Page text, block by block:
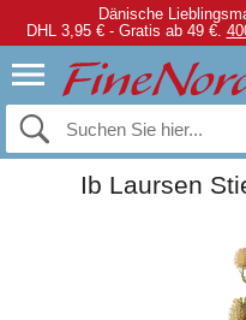
Dänische
DHL 3,95 € - Gratis ab 49 €.
Ib Laursen